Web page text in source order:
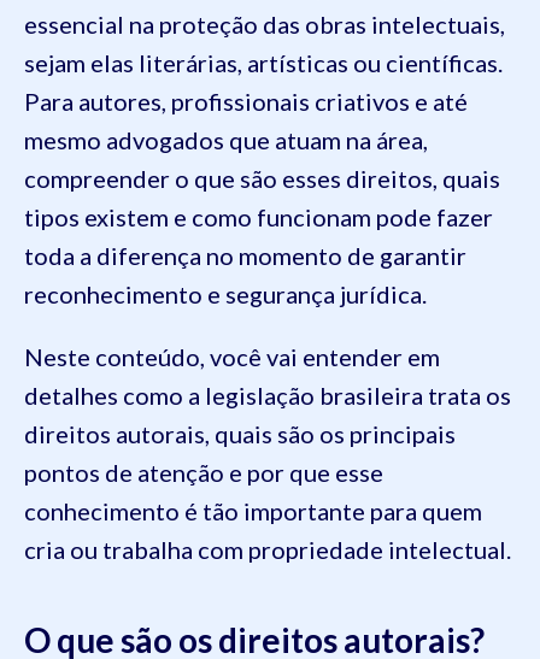
essencial na proteção das obras intelectuais,
sejam elas literárias, artísticas ou científicas.
Para autores, profissionais criativos e até
mesmo advogados que atuam na área,
compreender o que são esses direitos, quais
tipos existem e como funcionam pode fazer
toda a diferença no momento de garantir
reconhecimento e segurança jurídica.
Neste conteúdo, você vai entender em
detalhes como a legislação brasileira trata os
direitos autorais, quais são os principais
pontos de atenção e por que esse
conhecimento é tão importante para quem
cria ou trabalha com propriedade intelectual.
O que são os direitos autorais?